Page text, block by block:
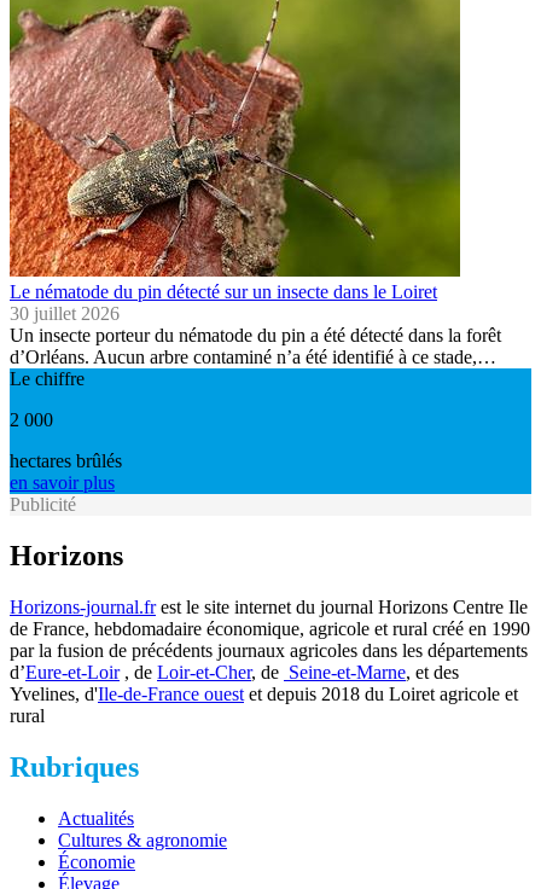
Le nématode du pin détecté sur un insecte dans le Loiret
30 juillet 2026
Un insecte porteur du nématode du pin a été détecté dans la forêt
d’Orléans. Aucun arbre contaminé n’a été identifié à ce stade,…
Le chiffre
2 000
hectares brûlés
en savoir plus
Publicité
Horizons
Horizons-journal.frest le site internet du journal Horizons Centre Ile
de France, hebdomadaire économique, agricole et rural créé en 1990
par la fusion de précédents journaux agricoles dans les départements
d’Eure-et-Loir, de Loir-et-Cher, de Seine-et-Marne, et des
Yvelines, d'Ile-de-France ouest et depuis 2018 du Loiret agricole et
rural
Rubriques
Actualités
Cultures & agronomie
Économie
Élevage